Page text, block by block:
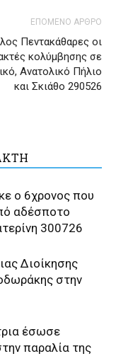
ΕΠΟΜΕΝΟ ΑΡΘΡΟ
Πεντακάθαρες οι
κολύμβησης σε
Ανατολικό Πήλιο
και Σκιάθο 290526
ο 6χρονος που
αδέσποτο
300726
Διοίκησης
στην
έσωσε
παραλία της